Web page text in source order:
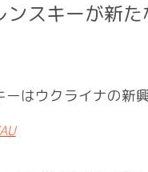
ンスキーが新
ーはウクライナの新